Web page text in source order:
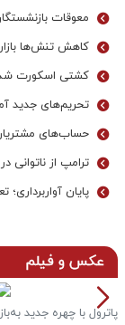
معوقات
کاهش تنش‌ها بازار
کشتی اسکورت
تحریم‌های جدید
حساب‌های
ترامپ از
پایان
عکس و فیلم
پاترول با چهره جدید